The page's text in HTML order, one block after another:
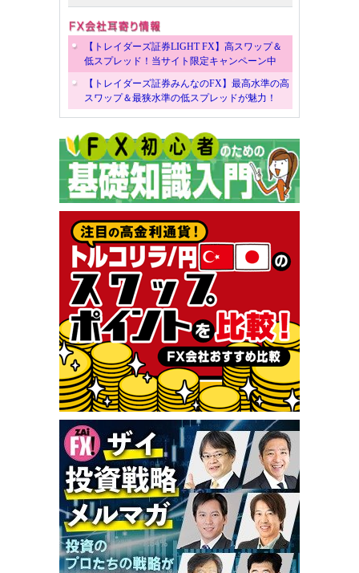
【トレイダーズ証券LIGHT FX】高スワップ＆
低スプレッド！当サイト限定キャンペーン中
【トレイダーズ証券みんなのFX】最高水準の高
スワップ＆最狭水準の低スプレッドが魅力！